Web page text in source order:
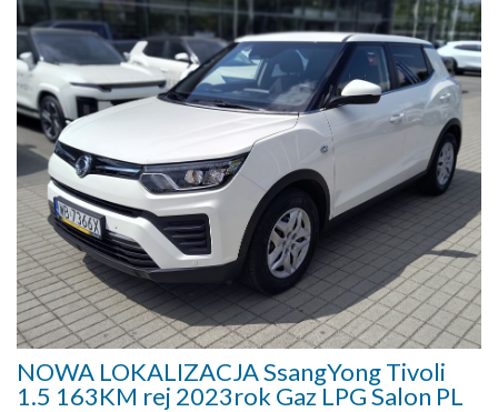
NOWA LOKALIZACJA SsangYong Tivoli
1.5 163KM rej 2023rok Gaz LPG Salon PL